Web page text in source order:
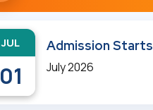
JUL
01
Admission Starts
July 2026